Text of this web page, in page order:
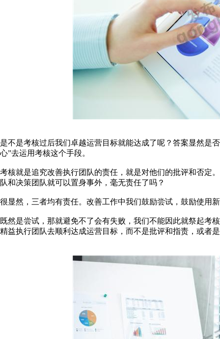
是不是考核过后我们卓越运营目标就能达成了呢？答案显然是
心”去运用考核这个手段。
考核就是追究改善执行团队的责任，就是对他们的批评和否定
队和决策团队就可以置身事外，毫无责任了吗？
很显然，三者均有责任。改善工作中我们鼓励尝试，鼓励使用
既然是尝试，那就避免不了会有失败，我们不能因此就祭起考
精益执行团队去顺利达成运营目标，而不是批评和指责，或者